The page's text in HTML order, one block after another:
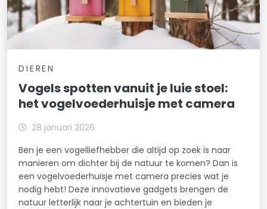
DIEREN
Vogels spotten vanuit je luie stoel:
het vogelvoederhuisje met camera
28 januari 2026
Ben je een vogelliefhebber die altijd op zoek is naar
manieren om dichter bij de natuur te komen? Dan is
een vogelvoederhuisje met camera precies wat je
nodig hebt! Deze innovatieve gadgets brengen de
natuur letterlijk naar je achtertuin en bieden je